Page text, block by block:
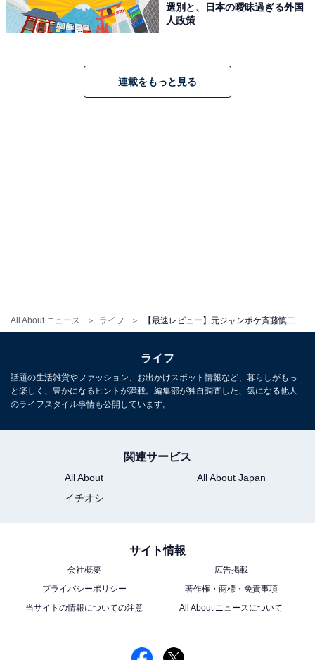
All About ニュース ライフ
斉藤被告は店の前に立ち、お客さんを出迎え、中ではス
タッフ3人がお客さんをさばきます。商品は「バームク
ってみました。在庫は商品が30個入っているケースが、
ぱっと見20箱くらいあったでしょうか。それでも600
個。この後、店の外に出ると、列は100メートル以上続
選別と、日本の曖昧過ぎる外国
人政策
連載をもっと見る
ライフ
話題の生活雑貨やファッション、お出かけスポット情報など、暮らしがもっ
と楽しく、豊かになるヒントが満載。編集部が独自調査した、気になる他人
のライフスタイル事情も公開しています。
関連サービス
All About
All About Japan
イチオシ
サイト情報
会社概要
広告掲載
プライバシーポリシー
著作権・商標・免責事項
当サイトの情報についての注意
All About ニュースについて